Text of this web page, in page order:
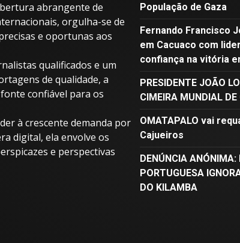
abrangente de
orgulha-se de
e oportunas aos
qualificados e um
de qualidade, a
confiável para os
à crescente demanda por
digital, ela envolve os
e perspectivas
População de Gaza
Fernando Francisco
em Cacuaco com
confiança na vitória
PRESIDENTE JOÃO
CIMEIRA MUNDIAL DE
OMATAPALO vai
Cajueiros
DENÚNCIA ANÓNIMA:
PORTUGUESA
DO KILAMBA